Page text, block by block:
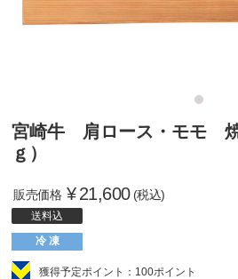
宮崎牛 肩ロース・モモ 焼
ｇ）
販売価格 ¥21,600 (税込)
送料込
冷 凍
獲得予定ポイント：100ポイント